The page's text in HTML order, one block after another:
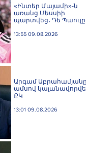
«Ինտեր Մայամի»-ն
առանց Մեսսիի
պարտվեց․ Դե Պաուլը
արգենտինացուն
13:55 09.08.2026
Արգամ
ամսով
ՔԿ
13:01 09.08.2026